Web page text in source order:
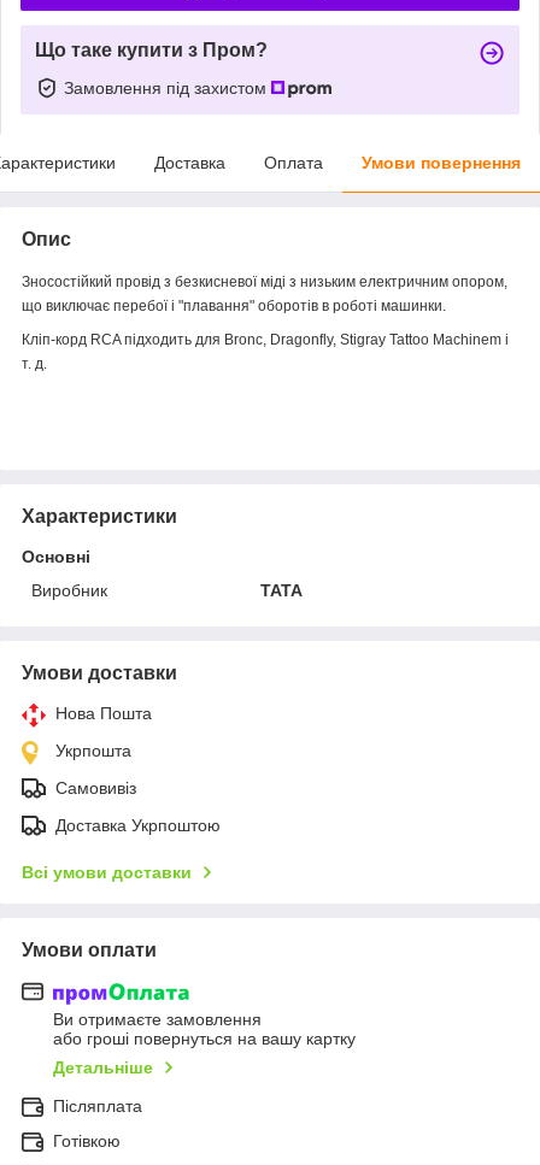
Що таке купити з Пром?
Замовлення під захистом
Доставка Оплата Умови повернення
Опис
Зносостійкий провід з безкисневої міді з низьким електричним опором,
що виключає перебої і "плавання" оборотів в роботі машинки.
Кліп-корд RCA підходить для Bronc, Dragonfly, Stigray Tattoo Machinem і
т. д.
Характеристики
Основні
Виробник
TATA
Умови доставки
Нова Пошта
Укрпошта
Самовивіз
Доставка Укрпоштою
Всі умови доставки
Умови оплати
Ви отримаєте замовлення
або гроші повернуться на вашу картку
Детальніше
Післяплата
Готівкою